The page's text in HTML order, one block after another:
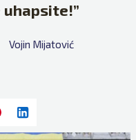
uhapsite!”
Vojin Mijatović